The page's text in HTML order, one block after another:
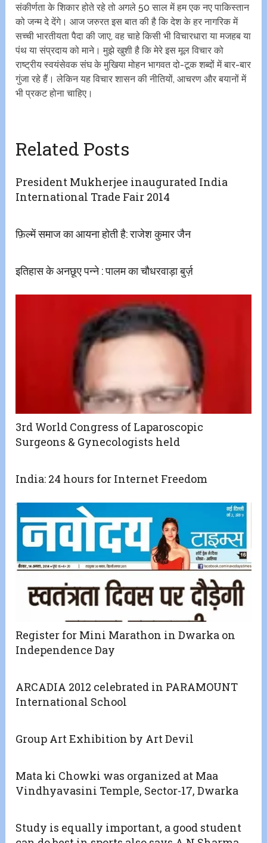
संकीर्णता के शिकार होते रहे तो अगले 50 साल में हम एक नए पाकिस्तान
को जन्म दे देंगे। आज जरुरत इस बात की है कि देश के हर नागरिक में
सच्ची भारतीयता पैदा की जाए, वह चाहे किसी भी विचारधारा या मजहब या
पंथ या संप्रदाय को माने। मुझे खुशी है कि मेरे इस मूल विचार को
राष्ट्रीय स्वयंसेवक संघ के मुखिया मोहन भागवत दो-टूक शब्दों में बार-बार
गुंजा रहे हैं। लेकिन यह विचार शासन की नीतियों, आचरण और बयानों में
भी प्रकट होना चाहिए।
Related Posts
President Mukherjee inaugurated India
International Trade Fair 2014
फ़िल्में समाज का आयना होती है: राजेश कुमार जैन
इतिहास के अनछूए पन्ने : पालम का चौधरवाड़ा बुर्ज़
3rd World Congress of Laparoscopic
Surgeons & Gynecologists held
India: 24 hours for Internet Freedom
Register for Mini Marathon in Dwarka on
Independence Day
ARCADIA 2012 celebrated in PARAMOUNT
International School
Group Art Exhibition by Art Devil
Mata ki Chowki was organized at Maa
Vindhyavasini Temple, Sector-17, Dwarka
Study is equally important, a good student